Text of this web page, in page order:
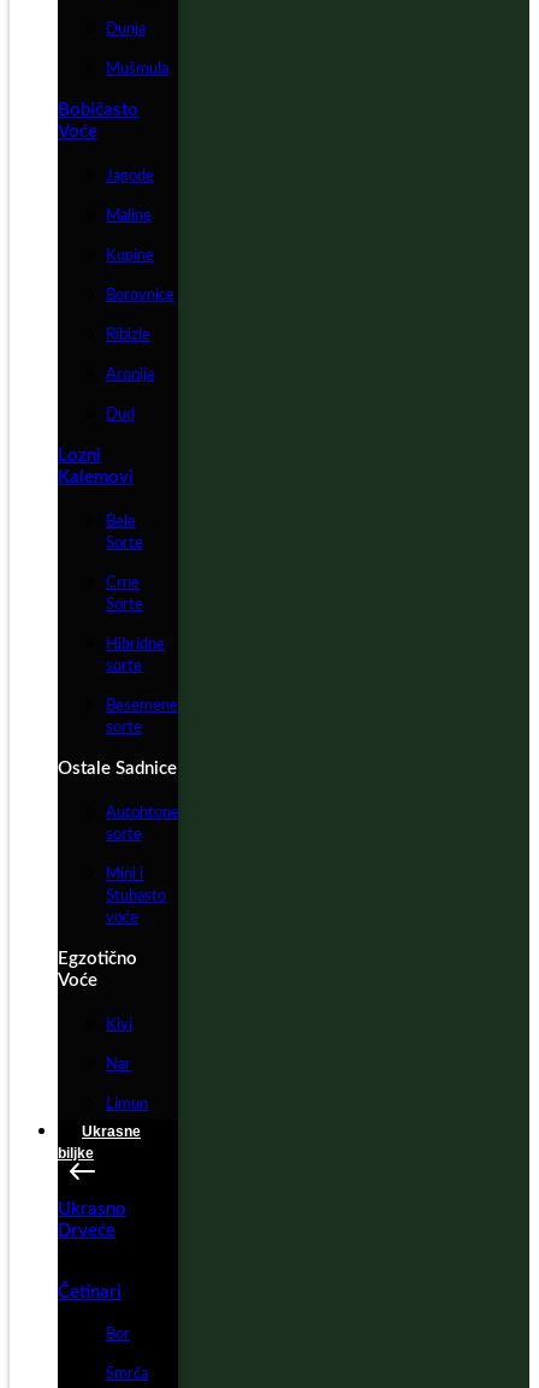
Dunja
Mušmula
Bobičasto
Voće
Jagode
Maline
Kupine
Borovnice
Ribizle
Aronija
Dud
Lozni
Kalemovi
Bele
Sorte
Crne
Sorte
Hibridne
sorte
Besemene
sorte
Ostale Sadnice
Autohtone
sorte
Mini i
Stubasto
voće
Egzotično
Voće
Kivi
Nar
Limun
Ukrasne
biljke
Ukrasno
Drveće
Četinari
Bor
Smrča